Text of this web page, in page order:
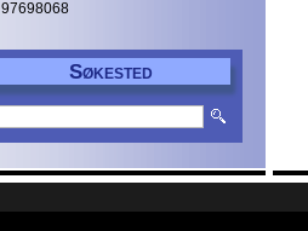
97698068
SØKESTED